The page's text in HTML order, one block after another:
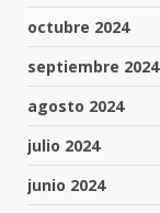
octubre 2024
septiembre 2024
agosto 2024
julio 2024
junio 2024